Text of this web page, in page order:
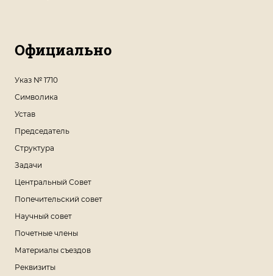
Официально
Указ № 1710
Символика
Устав
Председатель
Структура
Задачи
Центральный Совет
Попечительский совет
Научный совет
Почетные члены
Материалы съездов
Реквизиты